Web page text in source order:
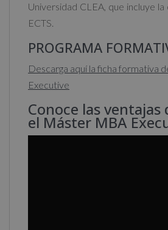
Universidad CLEA, que incluye
ECTS.
PROGRAMA
Descarga aquí la ficha formativa
Executive
Conoce las
el Máster MBA